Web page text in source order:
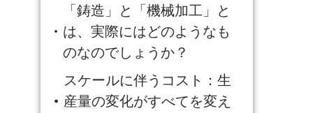
「鋳造」と「機械加工」と
は、実際にはどのようなも
のなのでしょうか？
スケールに伴うコスト：生
産量の変化がすべてを変え